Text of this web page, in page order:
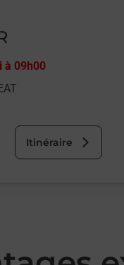
à 09h00
Itinéraire